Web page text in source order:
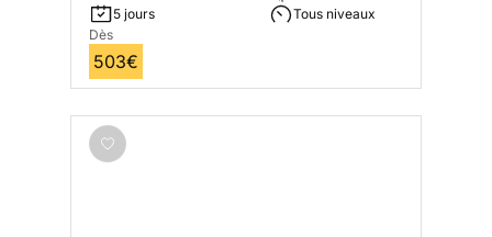
5 jours
Tous niveaux
Dès
503€